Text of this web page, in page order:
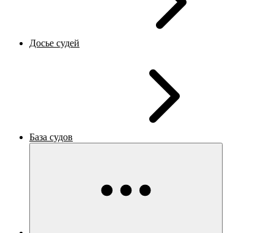
Досье судей
База судов